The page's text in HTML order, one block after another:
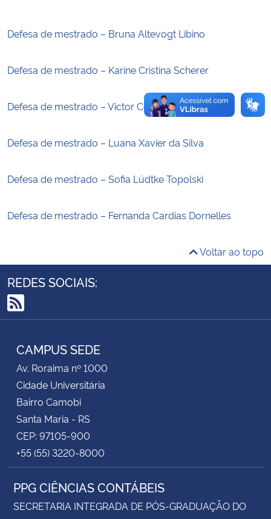
Secretaria de Governo
Gabinete de Segurança Institucional
Defesa de mestrado – Bruna Altevogt Libino
Defesa de mestrado – Karine Cristina Scherer
Defesa de mestrado – Victor Cepillo
Defesa de mestrado – Luana Xavier da Silva
Defesa de mestrado – Sofia Lüdtke Topolski
Defesa de mestrado – Fernanda Cardias Dornelles
Voltar ao topo
REDES SOCIAIS:
RSS
CAMPUS SEDE
Av. Roraima nº 1000
Cidade Universitária
Bairro Camobi
Santa Maria - RS
CEP: 97105-900
+55 (55) 3220-8000
PPG CIÊNCIAS CONTÁBEIS
SECRETARIA INTEGRADA DE PÓS-GRADUAÇÃO DO